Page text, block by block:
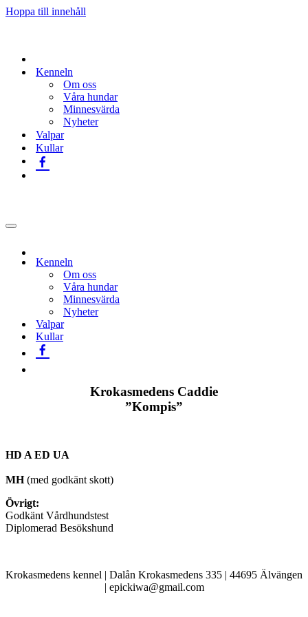
Hoppa till innehåll
Kenneln
Om oss
Våra hundar
Minnesvärda
Nyheter
Valpar
Kullar
Navigeringsmeny
Kenneln
Om oss
Våra hundar
Minnesvärda
Nyheter
Valpar
Kullar
Krokasmedens Caddie
”Kompis”
HD A ED UA
MH(med godkänt skott)
Övrigt:
Godkänt Vårdhundstest
Diplomerad Besökshund
Krokasmedens kennel | Dalån Krokasmedens 335 | 44695 Älvängen
| epickiwa@gmail.com